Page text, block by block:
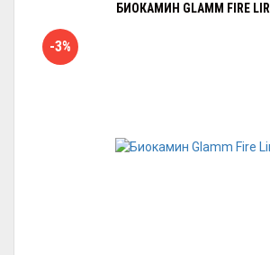
БИОКАМИН GLAMM FIRE
-3%